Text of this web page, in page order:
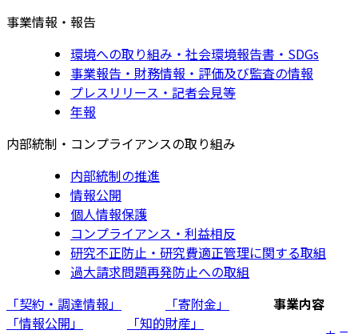
事業情報・報告
環境への取り組み・社会環境報告書・SDGs
事業報告・財務情報・評価及び監査の情報
プレスリリース・記者会見等
年報
内部統制・コンプライアンスの取り組み
内部統制の推進
情報公開
個人情報保護
コンプライアンス・利益相反
研究不正防止・研究費適正管理に関する取組
過大請求問題再発防止への取組
「契約・調達情報」
「寄附金」
「情報公開」
「知的財産」
事業内容